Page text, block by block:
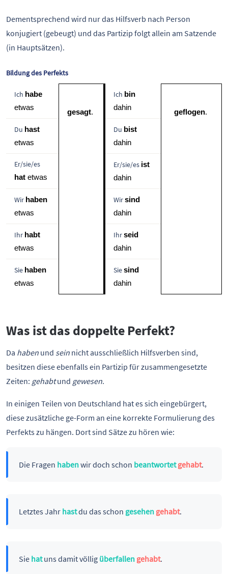
Dementsprechend wird nur das Hilfsverb nach Person
konjugiert (gebeugt) und das Partizip folgt allein am Satzende
(in Hauptsätzen).
Bildung des Perfekts
Ich habe
etwas
gesagt.
Ich bin
dahin
geflogen.
Du hast
etwas
Du bist
dahin
Er/sie/es
hat etwas
Er/sie/es ist
dahin
Wir haben
etwas
Wirsind
dahin
Ihr habt
etwas
Ihrseid
dahin
Sie haben
etwas
Siesind
dahin
Was ist das doppelte Perfekt?
Da haben und sein nicht ausschließlich Hilfsverben sind,
besitzen diese ebenfalls ein Partizip für zusammengesetzte
Zeiten: gehabtund gewesen.
In einigen Teilen von Deutschland hat es sich eingebürgert,
diese zusätzliche ge-Form an eine korrekte Formulierung des
Perfekts zu hängen. Dort sind Sätze zu hören wie:
Die Fragen habenwir doch schon beantwortet gehabt.
Letztes Jahr hastdu das schon gesehen gehabt.
Sie hatuns damit völlig überfallen gehabt.